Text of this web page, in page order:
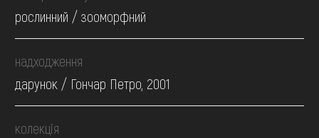
рослинний / зооморфний
надходження
дарунок / Гончар Петро, 2001
колекція